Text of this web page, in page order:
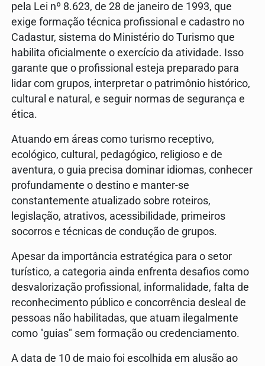
pela Lei nº 8.623, de 28 de janeiro de 1993, que
exige formação técnica profissional e cadastro no
Cadastur, sistema do Ministério do Turismo que
habilita oficialmente o exercício da atividade. Isso
garante que o profissional esteja preparado para
lidar com grupos, interpretar o patrimônio histórico,
cultural e natural, e seguir normas de segurança e
ética.
Atuando em áreas como turismo receptivo,
ecológico, cultural, pedagógico, religioso e de
aventura, o guia precisa dominar idiomas, conhecer
profundamente o destino e manter-se
constantemente atualizado sobre roteiros,
legislação, atrativos, acessibilidade, primeiros
socorros e técnicas de condução de grupos.
Apesar da importância estratégica para o setor
turístico, a categoria ainda enfrenta desafios como
desvalorização profissional, informalidade, falta de
reconhecimento público e concorrência desleal de
pessoas não habilitadas, que atuam ilegalmente
como "guias" sem formação ou credenciamento.
A data de 10 de maio foi escolhida em alusão ao